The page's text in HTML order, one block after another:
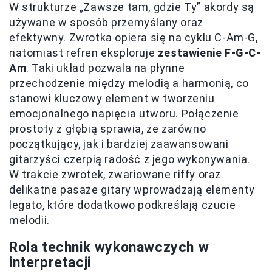
W strukturze „Zawsze tam, gdzie Ty” akordy są
używane w sposób przemyślany oraz
efektywny. Zwrotka opiera się na cyklu C-Am-G,
natomiast refren eksploruje zestawienie F-G-C-
Am. Taki układ pozwala na płynne
przechodzenie między melodią a harmonią, co
stanowi kluczowy element w tworzeniu
emocjonalnego napięcia utworu. Połączenie
prostoty z głębią sprawia, że zarówno
początkujący, jak i bardziej zaawansowani
gitarzyści czerpią radość z jego wykonywania.
W trakcie zwrotek, zwariowane riffy oraz
delikatne pasaże gitary wprowadzają elementy
legato, które dodatkowo podkreślają czucie
melodii.
Rola technik wykonawczych w
interpretacji